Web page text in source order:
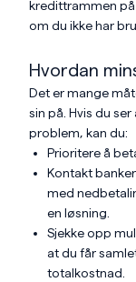
kredittrammen
om du ikke har
Hvordan
Det er mange
sin på. Hvis du
problem, kan du:
Prioritere å
Kontakt
med
en løsning.
Sjekke opp
at du får
totalkostnad.